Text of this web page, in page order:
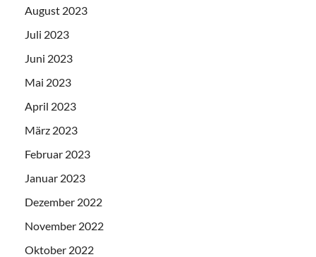
August 2023
Juli 2023
Juni 2023
Mai 2023
April 2023
März 2023
Februar 2023
Januar 2023
Dezember 2022
November 2022
Oktober 2022